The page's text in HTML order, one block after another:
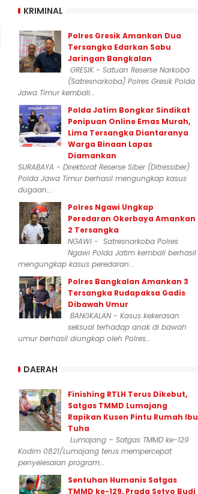
KRIMINAL
Polres Gresik Amankan Dua
Tersangka Edarkan Sabu
Jaringan Bangkalan
GRESIK - Satuan Reserse Narkoba
(Satresnarkoba) Polres Gresik Polda
Jawa Timur kembali...
Polda Jatim Bongkar Sindikat
Penipuan Online Emas Murah,
Lima Tersangka Diantaranya
Warga Binaan Lapas
Diamankan
SURABAYA - Direktorat Reserse Siber (Ditressiber)
Polda Jawa Timur berhasil mengungkap kasus
dugaan...
Polres Ngawi Ungkap
Peredaran Okerbaya Amankan
2 Tersangka
NGAWI - Satresnarkoba Polres
Ngawi Polda Jatim kembali berhasil
mengungkap kasus peredaran...
Polres Bangkalan Amankan 3
Tersangka Rudapaksa Gadis
Dibawah Umur
BANGKALAN - Kasus kekerasan
seksual terhadap anak di bawah
umur berhasil diungkap oleh Polres...
DAERAH
Finishing RTLH Terus Dikebut,
Satgas TMMD Lumajang
Rapikan Kusen Pintu Rumah Ibu
Tuha
Lumajang – Satgas TMMD ke-129
Kodim 0821/Lumajang terus mempercepat
penyelesaian program...
Sentuhan Humanis Satgas
TMMD ke-129, Prada Setyo Budi